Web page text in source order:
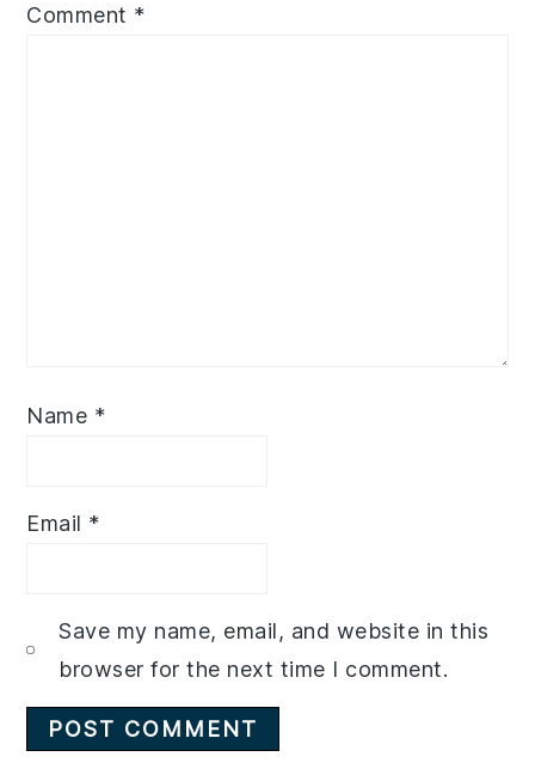
Comment *
Name *
Email *
Save my name, email, and website in this
browser for the next time I comment.